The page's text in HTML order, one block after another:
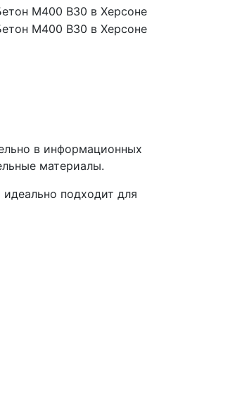
в информационных
материалы.
подходит для